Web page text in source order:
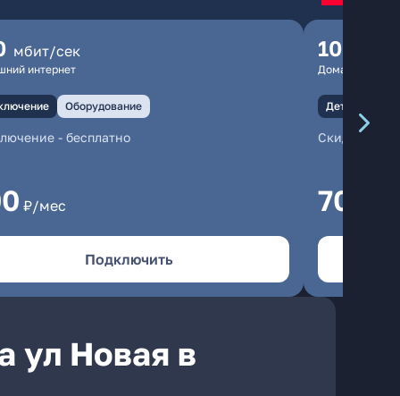
мбит/сек
интернет
Оборудование
- бесплатно
₽/мес
Подключить
100
Домашний
Детали
Скидки при
700
ул Новая в